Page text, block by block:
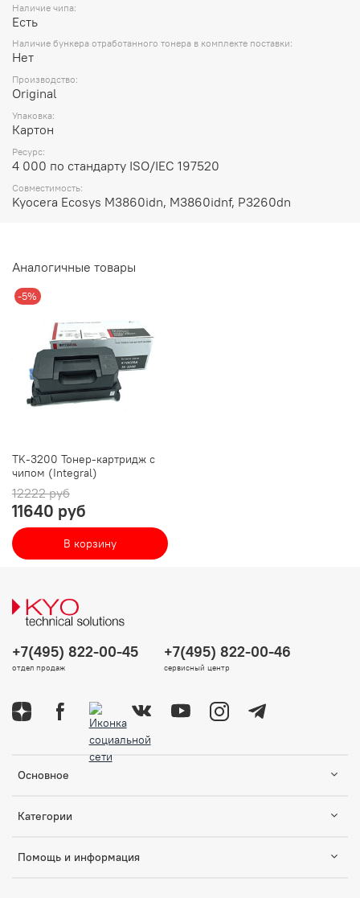
Наличие чипа:
Есть
Наличие бункера отработанного тонера в комплекте поставки:
Нет
Производство:
Original
Упаковка:
Картон
Ресурс:
4 000 по стандарту ISO/IEC 197520
Совместимость:
Kyocera Ecosys M3860idn, M3860idnf, P3260dn
Аналогичные товары
-5%
TK-3200 Тонер-картридж с
чипом (Integral)
12222 руб
11640 руб
В корзину
Основное
Категории
Помощь и информация
+7(495) 822-00-45
отдел продаж
+7(495) 822-00-46
сервисный центр